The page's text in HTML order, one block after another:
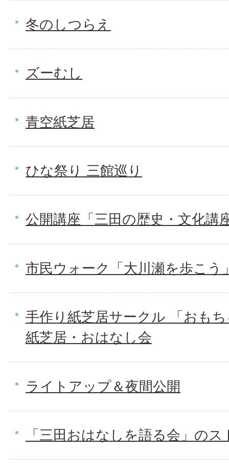
冬のしつらえ
ズーむし
青空紙芝居
ひな祭り 三館巡り
公開講座「三田の歴史・文化講
市民ウォーク「大川瀬を歩こう
手作り紙芝居サークル 「おも
紙芝居・おはなし会
ライトアップ＆夜間公開
「三田おはなしを語る会」の